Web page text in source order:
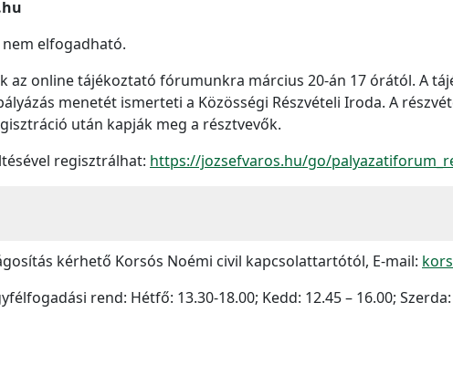
elfogadható.
az online tájékoztató fórumunkra március 20-án 17 órától. A
menetét ismerteti a Közösségi Részvételi Iroda. A
után kapják meg a résztvevők.
regisztrálhat: https://jozsefvaros.hu/go/
kérhető Korsós Noémi civil kapcsolattartótól, E-mail:
rend: Hétfő: 13.30-18.00; Kedd: 12.45 – 16.00;